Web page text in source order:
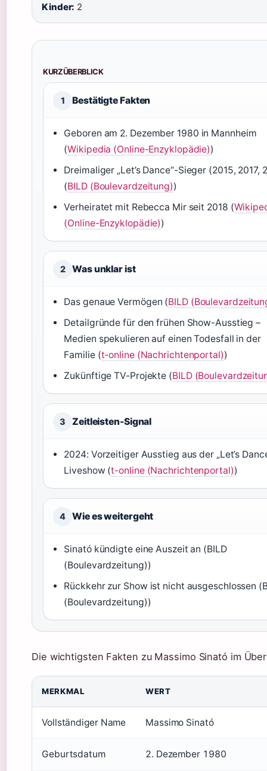
Kinder: 2
KURZÜBERBLICK
1 Bestätigte Fakten
Geboren am 2. Dezember 1980 in Mannheim
(Wikipedia (Online-Enzyklopädie))
Dreimaliger „Let’s Dance“-Sieger (2015, 2017,
(BILD (Boulevardzeitung))
Verheiratet mit Rebecca Mir seit 2018 (
(Online-Enzyklopädie))
2 Was unklar ist
Das genaue Vermögen (BILD
Detailgründe für den frühen Show-Ausstieg –
Medien spekulieren auf einen Todesfall in der
Familie (t-online (Nachrichtenportal))
Zukünftige TV-Projekte (BILD
3 Zeitleisten-Signal
2024: Vorzeitiger Ausstieg aus der „Let’s
Liveshow (t-online (Nachrichtenportal))
4 Wie es weitergeht
Sinató kündigte eine Auszeit an (BILD
(Boulevardzeitung))
Rückkehr zur Show ist nicht ausgeschlossen
(Boulevardzeitung))
Die wichtigsten Fakten zu Massimo Sinató im
MERKMAL WERT
Vollständiger Name Massimo Sinató
Geburtsdatum 2. Dezember 1980